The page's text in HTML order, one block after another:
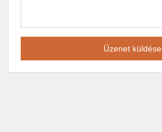
Üzenet küldése